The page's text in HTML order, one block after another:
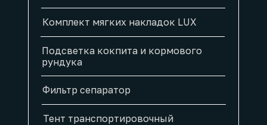
Фильтр сепаратор
Подсветка кокпита и кормового
рундука
Комплект мягких накладок LUX
Тент транспортировочный